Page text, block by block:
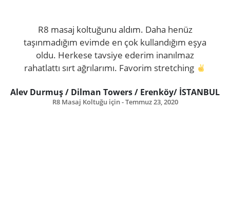
İzmir alsancak cellini ekibinin sıcak
ilgisiyle koltuğumuza kavuştuk. Tüm
satınalma sürecinde destek ve
bilgilendirmeleri mükemmeldi. Koltuk,
beklentilerimizi fazlasıyla karşıladı,
royal plus koltuğum evimin en özel